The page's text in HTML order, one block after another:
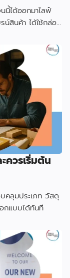
นี้ได้ออกมาไลฟ์
น์สินค้า ได้ใช้กล่อง
ควรเริ่มต้น
คลุมประเภท วัสดุ
กแบบได้ทันที